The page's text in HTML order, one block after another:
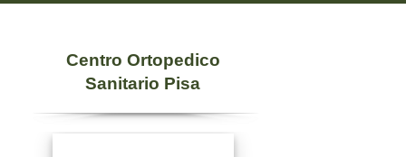
Centro Ortopedico
Sanitario Pisa